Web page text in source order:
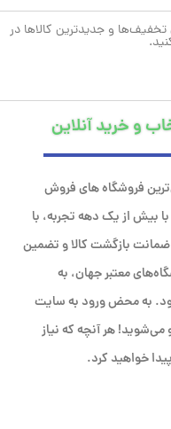
تخفیف‌ها و جدیدترین کالاها در
و خرید آنلاین
فروشگاه های فروش
بیش از یک دهه تجربه، با
به سه اصل، پرداخت انلاین ،۳ روز ضمانت بازگشت کالا و تضمین
معتبر جهان، به
شود. به محض ورود به سایت
می‌شوید! هر آنچه که نیاز
خواهید کرد.